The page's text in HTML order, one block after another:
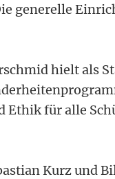
generelle
hielt als
für alle
Kurz und